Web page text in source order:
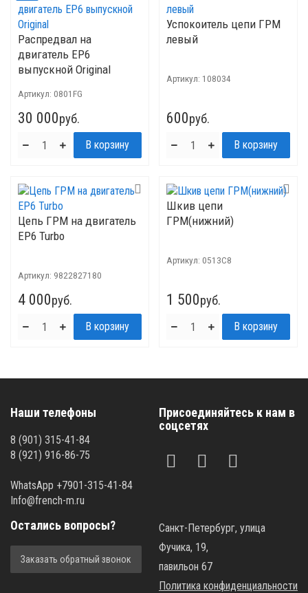
Распредвал на
двигатель EP6
выпускной Original
Артикул: 0801FG
30 000руб.
Успокоитель цепи ГРМ
левый
Артикул: 108034
600руб.
Цепь ГРМ на двигатель
ЕР6 Turbo
Артикул: 9822827180
4 000руб.
Шкив цепи
ГРМ(нижний)
Артикул: 0513C8
1 500руб.
Наши телефоны
8 (901) 315-41-84
8 (921) 916-86-75
WhatsApp +7901-315-41-84
Info@french-m.ru
Присоединяйтесь к нам в
соцсетях
Остались вопросы?
Заказать обратный звонок
Санкт-Петербург, улица
Фучика, 19,
павильон 67
Политика конфиденциальности